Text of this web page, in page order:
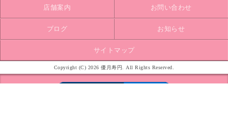
店舗案内 お問い合わせ
ブログ お知らせ
サイトマップ
Copyright (C) 2026 優月寿円. All Rights Reserved.